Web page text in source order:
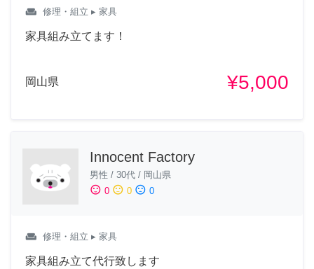
weekend 修理・組立 ▸ 家具
家具組み立てます！
岡山県 ¥5,000
Innocent Factory
男性 / 30代 / 岡山県
sentiment_satisfied 0 sentiment_neutral 0 sentiment_dissatisfied 0
weekend 修理・組立 ▸ 家具
家具組み立て代行致します